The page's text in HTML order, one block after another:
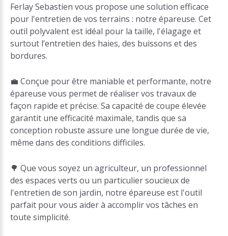
Ferlay Sebastien vous propose une solution efficace
pour l'entretien de vos terrains : notre épareuse. Cet
outil polyvalent est idéal pour la taille, l'élagage et
surtout l’entretien des haies, des buissons et des
bordures.
💼 Conçue pour être maniable et performante, notre
épareuse vous permet de réaliser vos travaux de
façon rapide et précise. Sa capacité de coupe élevée
garantit une efficacité maximale, tandis que sa
conception robuste assure une longue durée de vie,
même dans des conditions difficiles.
🌳 Que vous soyez un agriculteur, un professionnel
des espaces verts ou un particulier soucieux de
l'entretien de son jardin, notre épareuse est l'outil
parfait pour vous aider à accomplir vos tâches en
toute simplicité.